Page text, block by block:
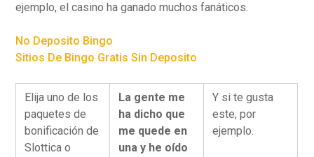
ejemplo, el casino ha ganado muchos fanáticos.
No Deposito Bingo
Sitios De Bingo Gratis Sin Deposito
Elija uno de los
paquetes de
bonificación de
Slottica o
La gente me
ha dicho que
me quede en
una y he oído
Y si te gusta
este, por
ejemplo.